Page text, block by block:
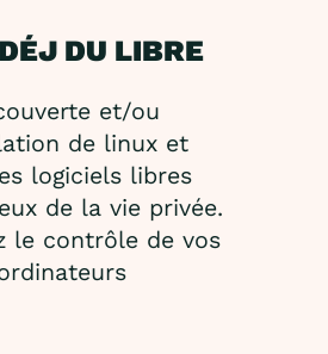
DU LIBRE
et/ou
de linux et
logiciels libres
de la vie privée.
le contrôle de vos